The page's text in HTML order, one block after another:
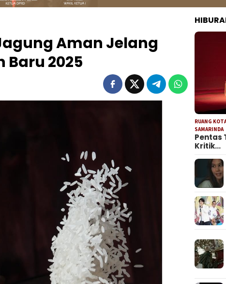
Aman Jelang
Baru 2025
RUANG
SAMARINDA
Pentas
Kritik…